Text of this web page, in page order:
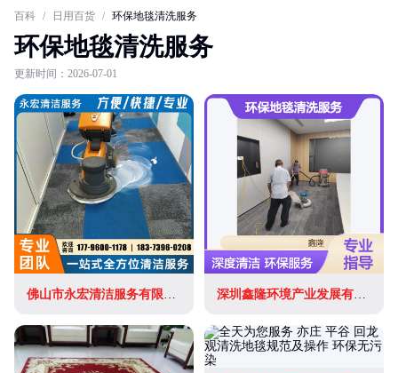
百科 / 日用百货 / 环保地毯清洗服务
环保地毯清洗服务
更新时间：2026-07-01
佛山市永宏清洁服务有限公司 深圳鑫隆环境产业发展有限公司